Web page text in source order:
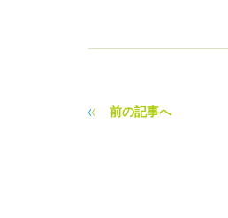
前の記事へ